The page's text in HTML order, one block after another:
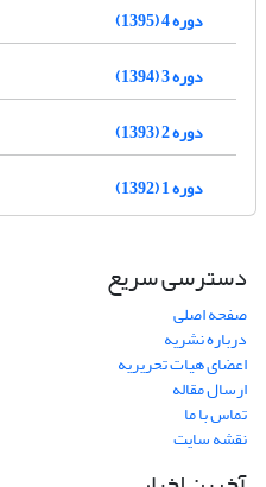
دوره 4 (1395)
دوره 3 (1394)
دوره 2 (1393)
دوره 1 (1392)
دسترسی سریع
صفحه اصلی
درباره نشریه
اعضای هیات تحریریه
ارسال مقاله
تماس با ما
نقشه سایت